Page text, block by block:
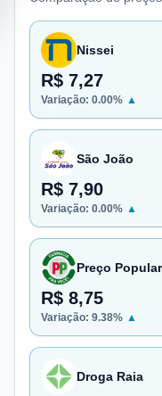
Nissei
R$ 7,27
Variação: 0.00% ▲
São João
R$ 7,90
Variação: 0.00% ▲
Preço Popular
R$ 8,75
Variação: 9.38% ▲
Droga Raia